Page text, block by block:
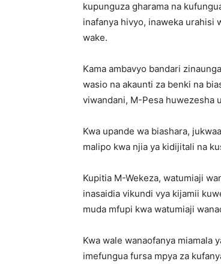
kupunguza gharama na
inafanya hivyo, inaweka urahisi
wake.
Kama ambavyo bandari
wasio na akaunti za benki na
viwandani, M-Pesa huwezesha
Kwa upande wa biashara,
malipo kwa njia ya kidijitali na
Kupitia M-Wekeza, watumiaji
inasaidia vikundi vya kijamii
muda mfupi kwa watumiaji
Kwa wale wanaofanya miamala
imefungua fursa mpya za